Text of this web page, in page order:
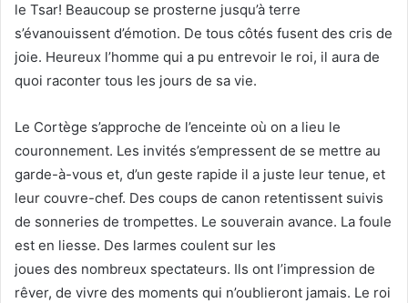
le Tsar! Beaucoup se prosterne jusqu’à terre
s’évanouissent d’émotion. De tous côtés fusent des cris de
joie. Heureux l’homme qui a pu entrevoir le roi, il aura de
quoi raconter tous les jours de sa vie.
Le Cortège s’approche de l’enceinte où on a lieu le
couronnement. Les invités s’empressent de se mettre au
garde-à-vous et, d’un geste rapide il a juste leur tenue, et
leur couvre-chef. Des coups de canon retentissent suivis
de sonneries de trompettes. Le souverain avance. La foule
est en liesse. Des larmes coulent sur les
joues des nombreux spectateurs. Ils ont l’impression de
rêver, de vivre des moments qui n’oublieront jamais. Le roi